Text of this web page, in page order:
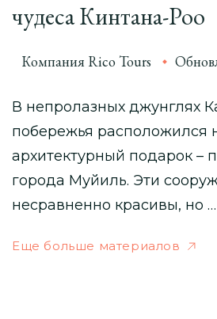
чудеса Кинтана-Роо
Компания Rico Tours
В непролазных джунглях
побережья расположился
архитектурный подарок –
города Муйиль. Эти
несравненно красивы, но …
Еще больше материалов